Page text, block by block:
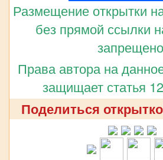
Размещение открытки
без прямой ссылки
Права автора на
защищает статья
Поделиться